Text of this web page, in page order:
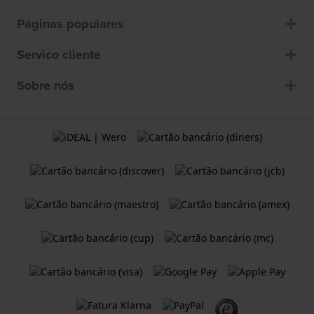
Páginas populares
Servico cliente
Sobre nós